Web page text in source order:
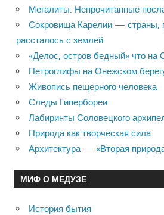
Мегалиты: Непрочитанные
Сокровища Карелии — страны,
рассталось с землей
«Делос, остров бедный» что на
Петроглифы на Онежском
Живопись пещерного человека
Следы Гипербореи
Лабиринты Соловецкого
Природа как творческая сила
Архитектура — «Вторая
МИФ О МЕДУЗЕ
История бытия